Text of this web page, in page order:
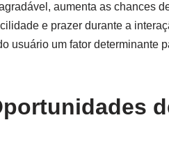
aumenta as chances
e prazer durante a
usuário um fator determinante